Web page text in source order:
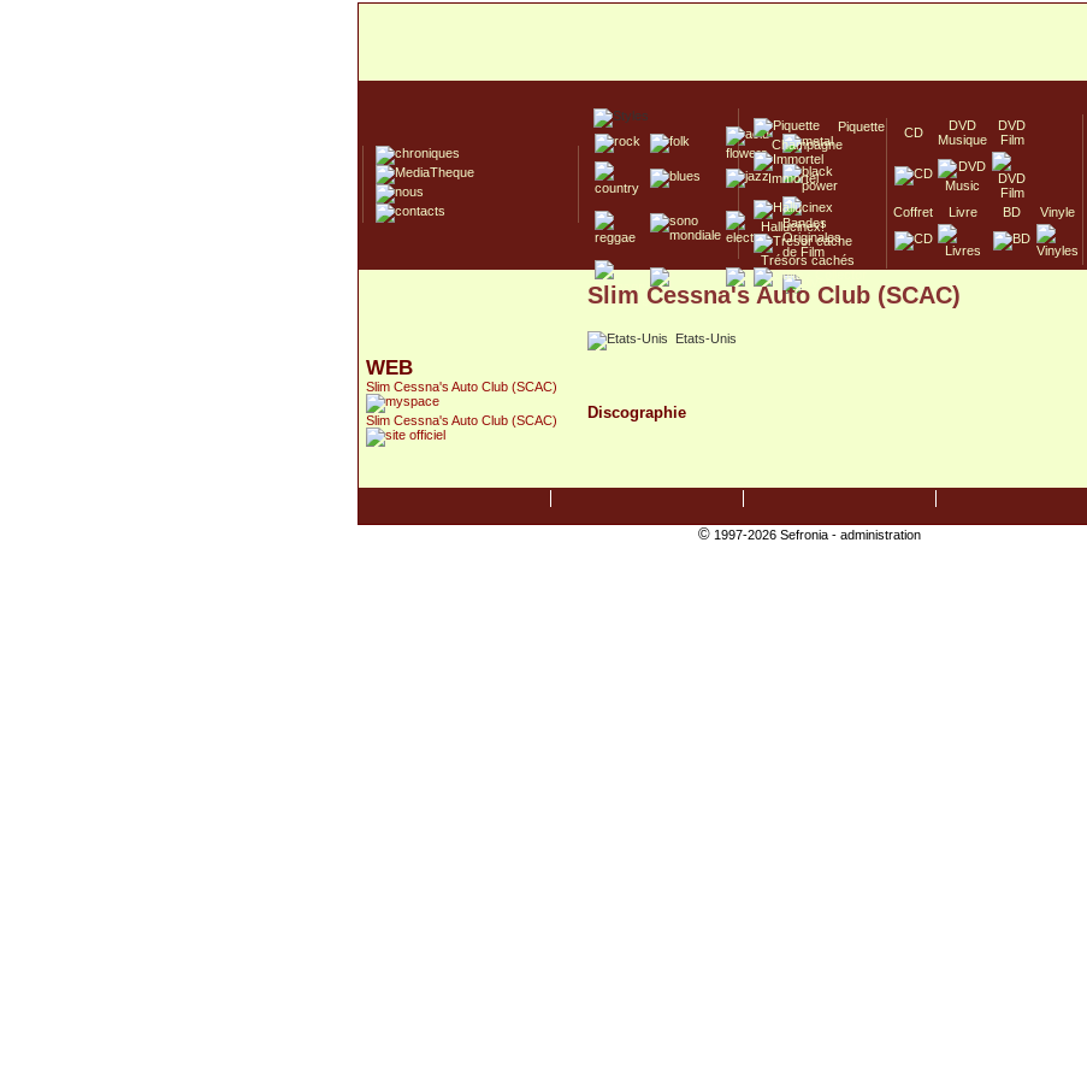
Piquette
Champagne
Immortel
Hallucinex!
Trésors cachés
Culte/Collector
CD
DVD
Musique
DVD
Film
Coffret Livre BD Vinyle
WEB
Slim Cessna's Auto Club (SCAC)
Slim Cessna's Auto Club (SCAC)
Slim Cessna's Auto Club (SCAC)
Etats-Unis
Discographie
©1997-2026 Sefronia - administration